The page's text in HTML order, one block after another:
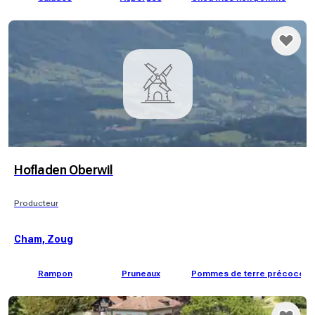
Hofladen Oberwil
Producteur
Cham, Zoug
Rampon Pruneaux Pommes de terre précoces